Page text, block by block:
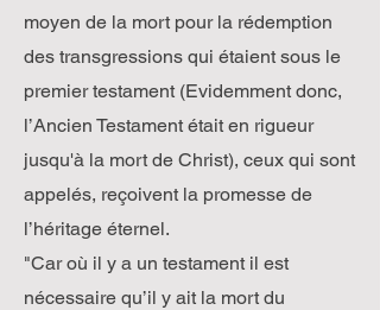
moyen de la mort pour la rédemption
des transgressions qui étaient sous le
premier testament (Evidemment donc,
l’Ancien Testament était en rigueur
jusqu'à la mort de Christ), ceux qui sont
appelés, reçoivent la promesse de
l’héritage éternel.
"Car où il y a un testament il est
nécessaire qu’il y ait la mort du